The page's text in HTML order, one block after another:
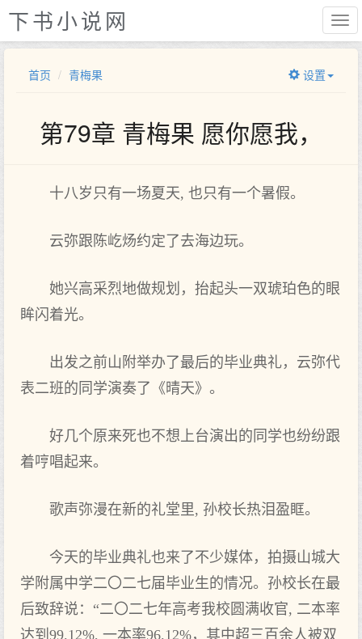
下书小说网
首页 青梅果 设置
第79章 青梅果 愿你愿我，
十八岁只有一场夏天, 也只有一个暑假。
云弥跟陈屹炀约定了去海边玩。
她兴高采烈地做规划，抬起头一双琥珀色的眼
眸闪着光。
出发之前山附举办了最后的毕业典礼，云弥代
表二班的同学演奏了《晴天》。
好几个原来死也不想上台演出的同学也纷纷跟
着哼唱起来。
歌声弥漫在新的礼堂里, 孙校长热泪盈眶。
今天的毕业典礼也来了不少媒体，拍摄山城大
学附属中学二〇二七届毕业生的情况。孙校长在最
后致辞说：“二〇二七年高考我校圆满收官, 二本率
达到99.12%, 一本率96.12%，其中超三百余人被双